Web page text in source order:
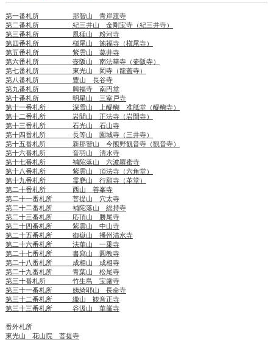
第一番札所 那智山 青岸渡寺
第二番札所 紀三井山 金剛宝寺（紀三井寺）
第三番札所 風猛山 粉河寺
第四番札所 槇尾山 施福寺（槇尾寺）
第五番札所 紫雲山 葛井寺
第六番札所 壺阪山 南法華寺（壷阪寺）
第七番札所 東光山 岡寺（龍蓋寺）
第八番札所 豊山 長谷寺
第九番札所 興福寺 南円堂
第十番札所 明星山 三室戸寺
第十一番札所 深雪山 上醍醐 准胝堂（醍醐寺）
第十二番札所 岩間山 正法寺（岩間寺）
第十三番札所 石光山 石山寺
第十四番札所 長等山 園城寺（三井寺）
第十五番札所 新那智山 今熊野観音寺（観音寺）
第十六番札所 音羽山 清水寺
第十七番札所 補陀落山 六波羅蜜寺
第十八番札所 紫雲山 頂法寺（六角堂）
第十九番札所 霊麀山 行願寺（革堂）
第二十番札所 西山 善峯寺
第二十一番札所 菩提山 穴太寺
第二十二番札所 補陀落山 総持寺
第二十三番札所 応頂山 勝尾寺
第二十四番札所 紫雲山 中山寺
第二十五番札所 御嶽山 播州清水寺
第二十六番札所 法華山 一乗寺
第二十七番札所 書寫山 圓教寺
第二十八番札所 成相山 成相寺
第二十九番札所 青葉山 松尾寺
第三十番札所 竹生島 宝厳寺
第三十一番札所 姨綺耶山 長命寺
第三十二番札所 繖山 観音正寺
第三十三番札所 谷汲山 華厳寺
番外札所
東光山 花山院 菩提寺